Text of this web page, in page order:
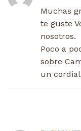
Muchas
te guste
nosotros.
Poco a
sobre
un